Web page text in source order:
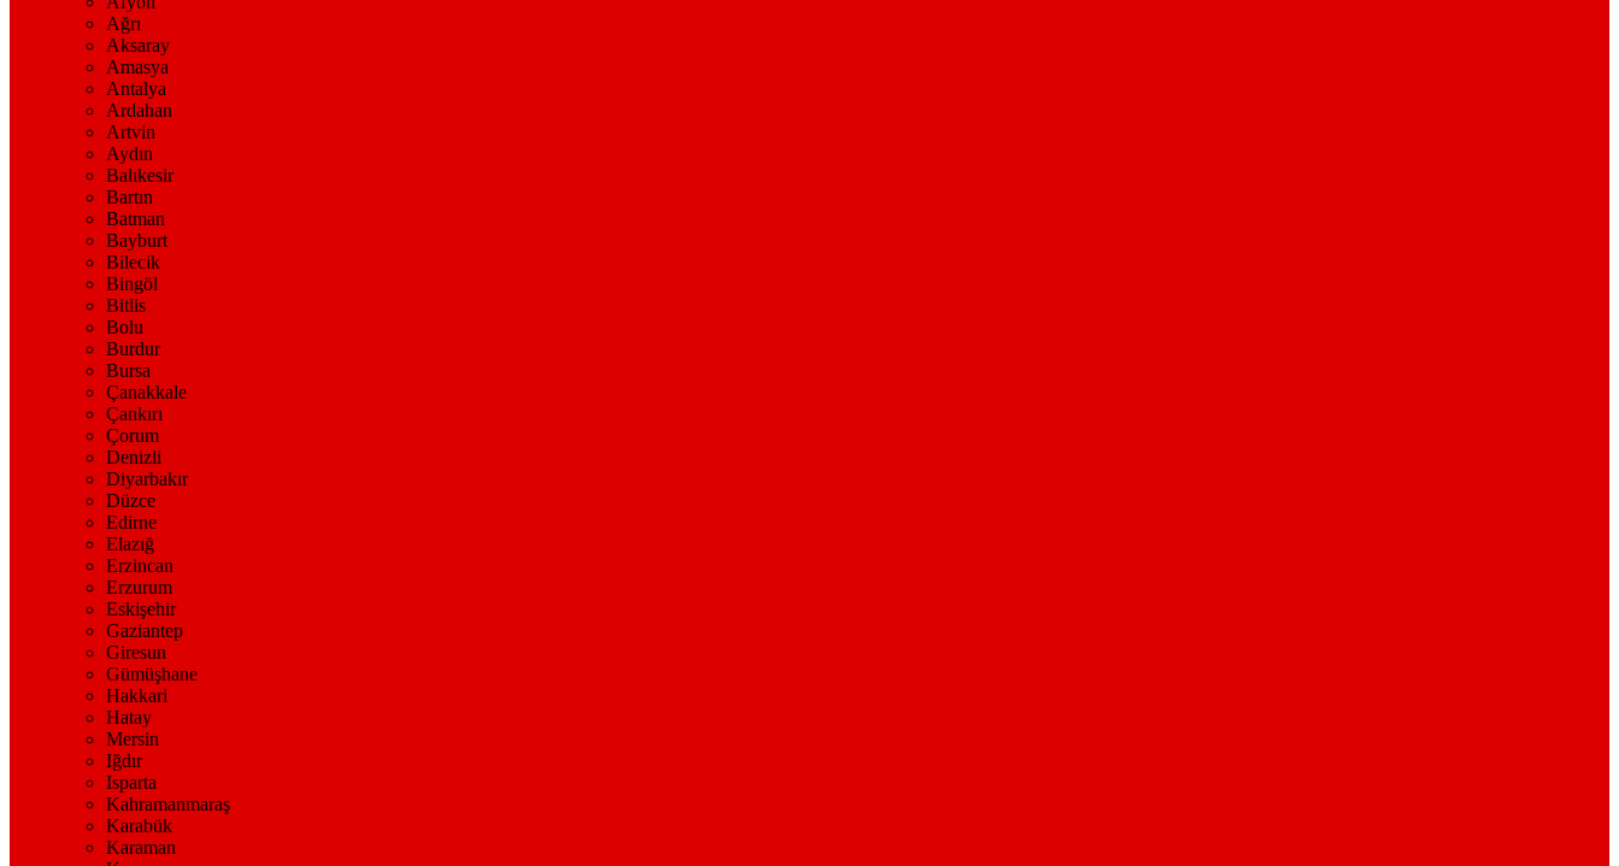
Ağrı
Aksaray
Amasya
Antalya
Ardahan
Artvin
Aydın
Balıkesir
Bartın
Batman
Bayburt
Bilecik
Bingöl
Bitlis
Bolu
Burdur
Bursa
Çanakkale
Çankırı
Çorum
Denizli
Diyarbakır
Düzce
Edirne
Elazığ
Erzincan
Erzurum
Eskişehir
Gaziantep
Giresun
Gümüşhane
Hakkari
Hatay
Mersin
Iğdır
Isparta
Kahramanmaraş
Karabük
Karaman